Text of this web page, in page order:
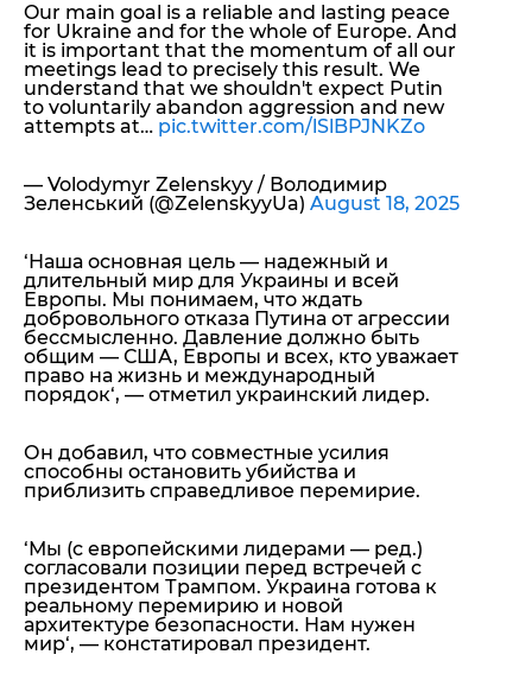
Our main goal is a reliable and lasting peace
for Ukraine and for the whole of Europe. And
it is important that the momentum of all our
meetings lead to precisely this result. We
understand that we shouldn't expect Putin
to voluntarily abandon aggression and new
attempts at… pic.twitter.com/lSlBPJNKZo
— Volodymyr Zelenskyy / Володимир
Зеленський (@ZelenskyyUa) August 18, 2025
‘ Наша основная цель — надежный и
длительный мир для Украины и всей
Европы. Мы понимаем, что ждать
добровольного отказа Путина от агрессии
бессмысленно. Давление должно быть
общим — США, Европы и всех, кто уважает
право на жизнь и международный
порядок‘, — отметил украинский лидер.
Он добавил, что совместные усилия
способны остановить убийства и
приблизить справедливое перемирие.
‘ Мы (с европейскими лидерами — ред.)
согласовали позиции перед встречей с
президентом Трампом. Украина готова к
реальному перемирию и новой
архитектуре безопасности. Нам нужен
мир‘, — констатировал президент.